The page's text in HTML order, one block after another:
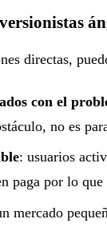
directas,
con el
no es
: usuarios
paga por lo que
mercado